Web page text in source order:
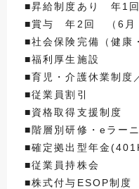
■昇給制度あり 年1回
■賞与 年2回 （6月
■社会保険完備（健康
■福利厚生施設
■育児・介護休業制度
■従業員割引
■資格取得支援制度
■階層別研修・eラー
■確定拠出型年金
■従業員持株会
■株式付与ESOP制度